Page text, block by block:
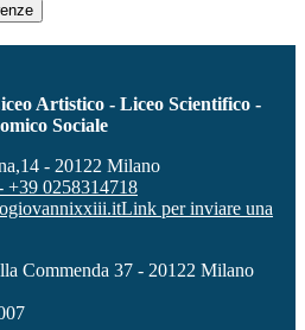
Artistico - Liceo Scientifico -
Sociale
- 20122 Milano
+39 0258314718
Link per inviare una
Commenda 37 - 20122 Milano